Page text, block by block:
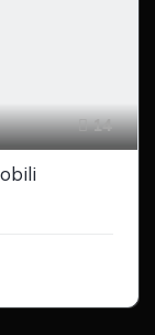
14